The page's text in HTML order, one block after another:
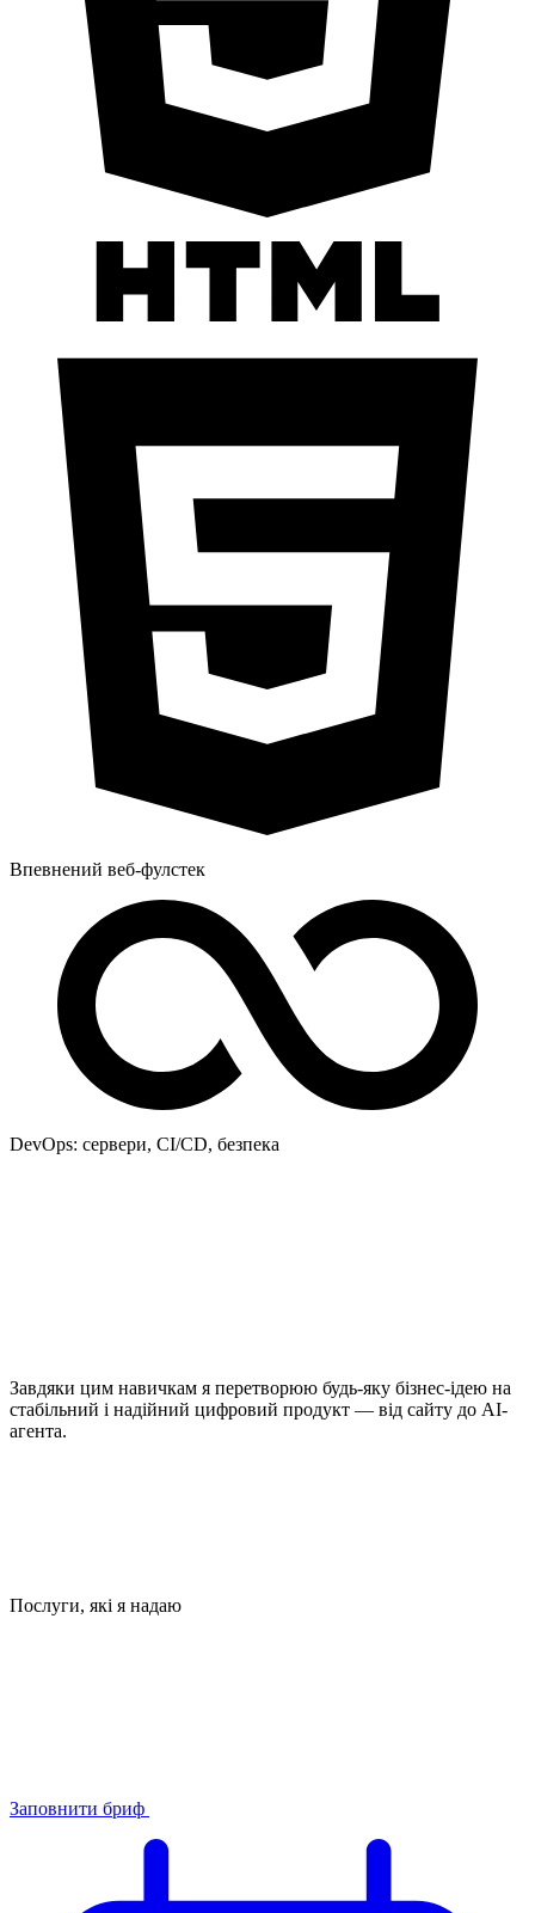
Впевнений веб-фулстек
DevOps: сервери, CI/CD, безпека
Завдяки цим навичкам я перетворюю будь-яку бізнес-ідею на
стабільний і надійний цифровий продукт — від сайту до AI-
агента.
Послуги, які я надаю
Заповнити бриф